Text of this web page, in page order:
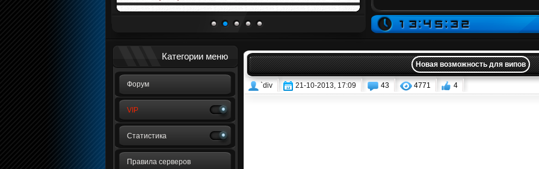
Категории меню
Форум
VIP
Статистика
Правила серверов
Новая возможность для випов
`div 21-10-2013, 17:09 43 4771 4